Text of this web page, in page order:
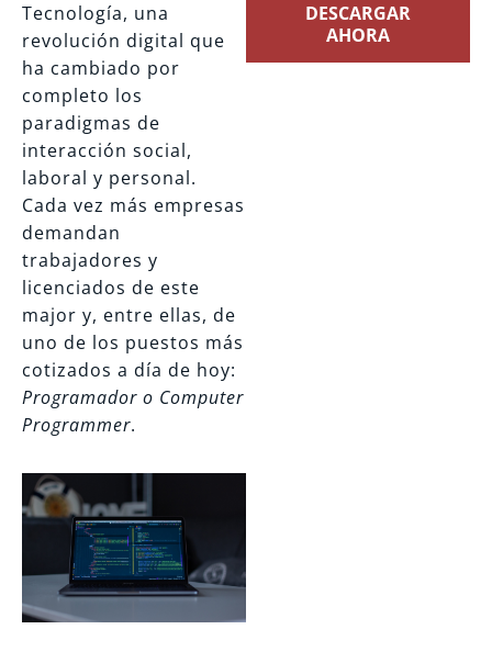
Tecnología, una
revolución digital que
ha cambiado por
completo los
paradigmas de
interacción social,
laboral y personal.
Cada vez más empresas
demandan
trabajadores y
licenciados de este
major y, entre ellas, de
uno de los puestos más
cotizados a día de hoy:
Programador o Computer
Programmer.
DESCARGAR
AHORA